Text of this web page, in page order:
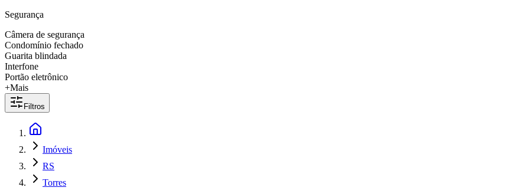
Segurança
Câmera de segurança
Condomínio fechado
Guarita blindada
Interfone
Portão eletrônico
+Mais
Filtros
Imóveis
RS
Torres